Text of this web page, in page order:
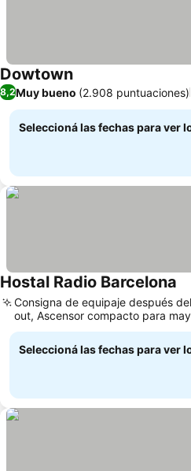
Dowtown
8,2Muy bueno (2.908 puntuaciones)
Seleccioná las fechas para ver
Hostal Radio Barcelona
Consigna de equipaje después
out, Ascensor compacto para
comodidad
Seleccioná las fechas para ver